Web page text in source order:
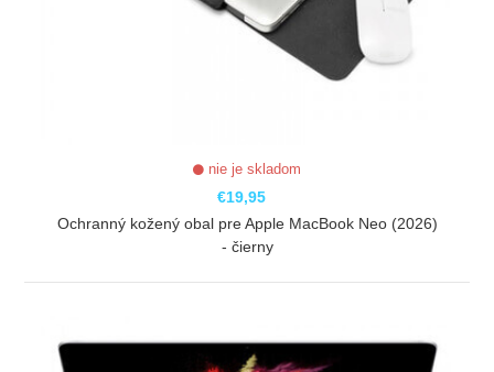
nie je skladom
€19,95
Ochranný kožený obal pre Apple MacBook Neo (2026)
- čierny